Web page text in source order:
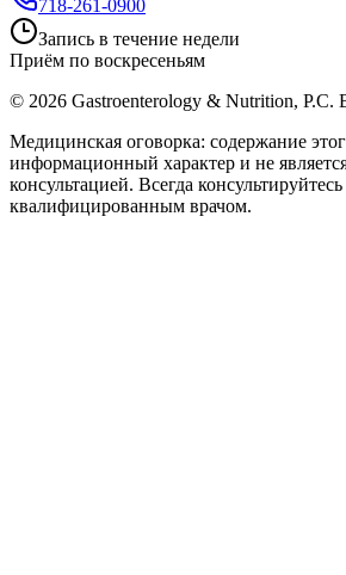
718-261-0900
Запись в течение недели
Приём по воскресеньям
© 2026 Gastroenterology & Nutrition, P.C.
Медицинская оговорка: содержание
информационный характер и не
консультацией. Всегда консультируйтесь
квалифицированным врачом.